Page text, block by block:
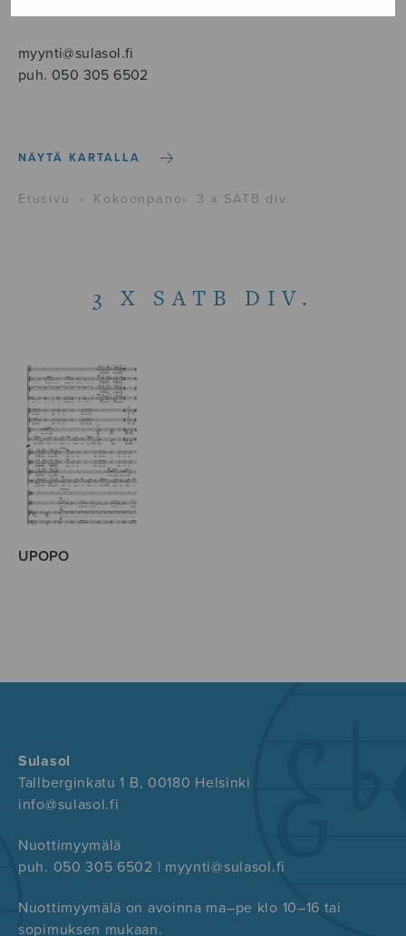
00180 Helsinki
myynti@sulasol.fi
puh. 050 305 6502
NÄYTÄ KARTALLA
Etusivu › Kokoonpano› 3 x SATB div.
3 X SATB DIV.
UPOPO
Sulasol
Tallberginkatu 1 B, 00180 Helsinki
info@sulasol.fi
Nuottimyymälä
puh. 050 305 6502 | myynti@sulasol.fi
Nuottimyymälä on avoinna ma–pe klo 10–16 tai
sopimuksen mukaan.